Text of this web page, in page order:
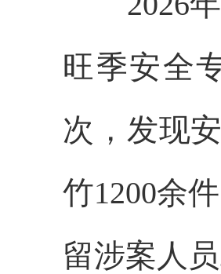
旺季安全
次，发现
竹1200余
留涉案人